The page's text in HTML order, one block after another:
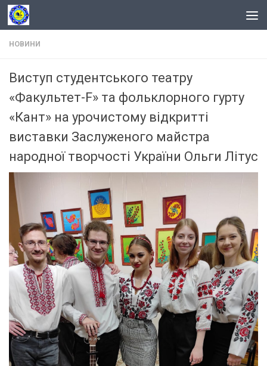
Skip to content
НОВИНИ
Виступ студентського театру
«Факультет-F» та фольклорного гурту
«Кант» на урочистому відкритті
виставки Заслуженого майстра
народної творчості України Ольги Літус